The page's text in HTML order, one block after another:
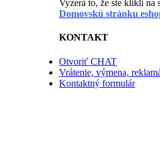
Vyzerá to, že ste klikli na
Domovskú stránku
KONTAKT
Otvoriť CHAT
Vrátenie, výmena,
Kontaktný formulár